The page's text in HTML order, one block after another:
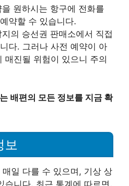
을 원하시는 항구에 전화를
약할 수 있습니다.
지의 승선권 판매소에서 직접
다. 그러나 사전 예약이 아
매진될 위험이 있으니 주의
배편의 모든 정보를 지금 확
보
일 다를 수 있으며, 기상 상
습니다. 최근 통계에 따르면,